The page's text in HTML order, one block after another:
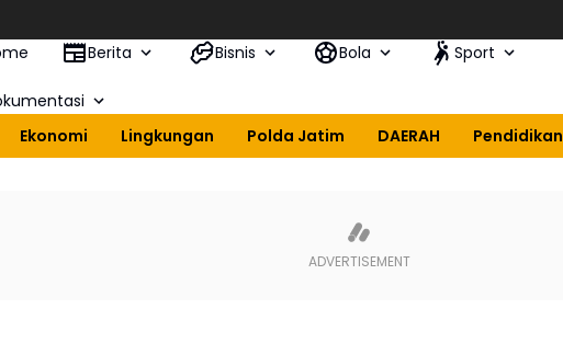
Berita Bisnis Bola Sport
Ekonomi Lingkungan Polda Jatim DAERAH Pendidikan